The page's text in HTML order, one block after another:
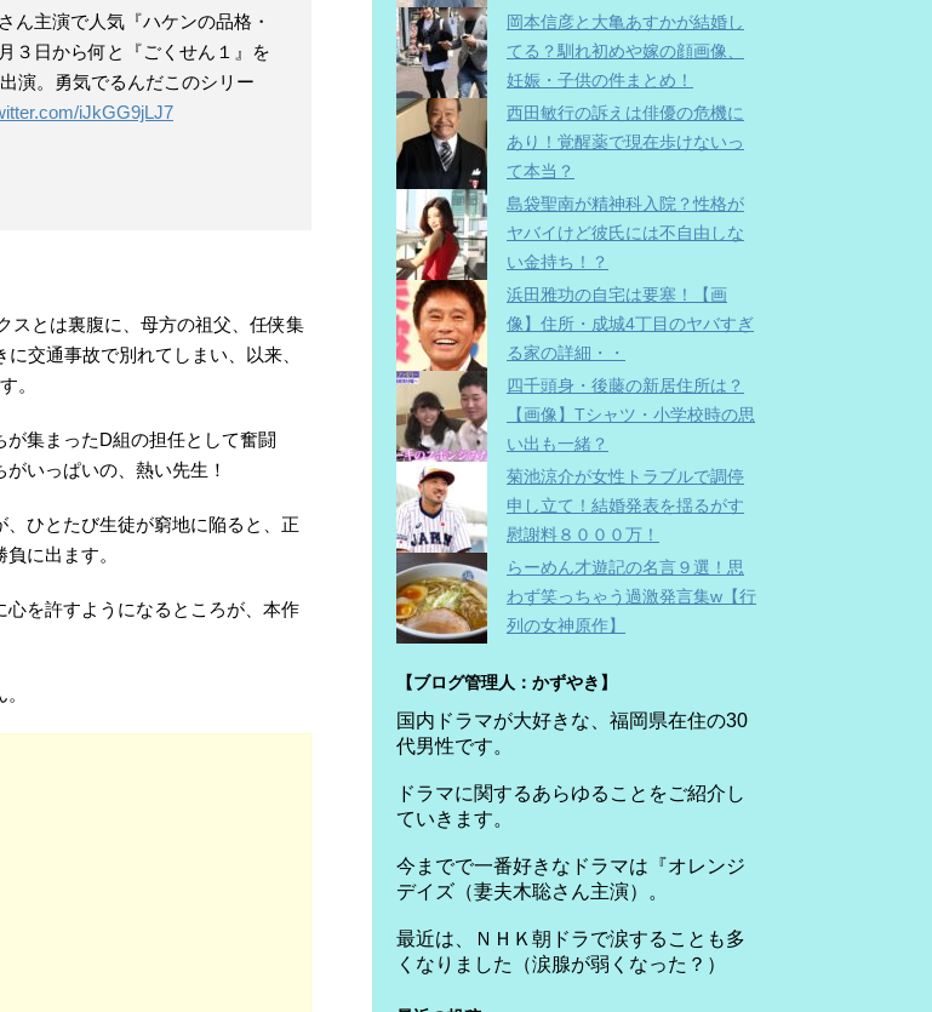
ん主演で人気『ハケンの品格・
３日から何と『ごくせん１』を
演。勇気でるんだこのシリー
iJkGG9jLJ7
スとは裏腹に、母方の祖父、任侠集
交通事故で別れてしまい、以来、
。
集まったD組の担任として奮闘
いっぱいの、熱い先生！
ひとたび生徒が窮地に陥ると、正
に出ます。
を許すようになるところが、本作
岡本信彦と大亀あすかが結婚し
てる？馴れ初めや嫁の顔画像、
妊娠・子供の件まとめ！
西田敏行の訴えは俳優の危機に
あり！覚醒薬で現在歩けないっ
て本当？
島袋聖南が精神科入院？性格が
ヤバイけど彼氏には不自由しな
い金持ち！？
浜田雅功の自宅は要塞！【画
像】住所・成城4丁目のヤバすぎ
る家の詳細・・
四千頭身・後藤の新居住所は？
【画像】Tシャツ・小学校時の思
い出も一緒？
菊池涼介が女性トラブルで調停
申し立て！結婚発表を揺るがす
慰謝料８０００万！
らーめん才遊記の名言９選！思
わず笑っちゃう過激発言集w【行
列の女神原作】
【ブログ管理人：かずやき】
国内ドラマが大好きな、福岡県在住の30
代男性です。
ドラマに関するあらゆることをご紹介し
ていきます。
今までで一番好きなドラマは『オレンジ
デイズ（妻夫木聡さん主演）。
最近は、ＮＨＫ朝ドラで涙することも多
くなりました（涙腺が弱くなった？）